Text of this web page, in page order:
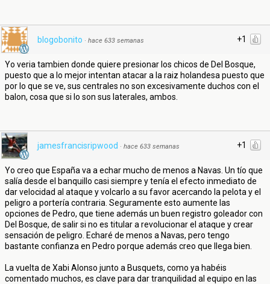
+1
blogobonito · hace 633 semanas
Yo veria tambien donde quiere presionar los chicos de Del Bosque,
puesto que a lo mejor intentan atacar a la raiz holandesa puesto que
por lo que se ve, sus centrales no son excesivamente duchos con el
balon, cosa que si lo son sus laterales, ambos.
+1
jamesfrancisripwood · hace 633 semanas
Yo creo que España va a echar mucho de menos a Navas. Un tío que
salía desde el banquillo casi siempre y tenía el efecto inmediato de
dar velocidad al ataque y volcarlo a su favor acercando la pelota y el
peligro a portería contraria. Seguramente esto aumente las
opciones de Pedro, que tiene además un buen registro goleador con
Del Bosque, de salir si no es titular a revolucionar el ataque y crear
sensación de peligro. Echaré de menos a Navas, pero tengo
bastante confianza en Pedro porque además creo que llega bien.
La vuelta de Xabi Alonso junto a Busquets, como ya habéis
comentado muchos, es clave para dar tranquilidad al equipo en las